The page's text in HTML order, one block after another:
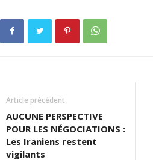
Article précédent
AUCUNE PERSPECTIVE
POUR LES NÉGOCIATIONS :
Les Iraniens restent
vigilants